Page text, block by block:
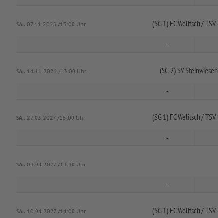
SA.. 07.11.2026 /13:00 Uhr (SG 1) FC Welitsch /
-
SA.. 14.11.2026 /13:00 Uhr (SG 2) SV
-
SA.. 27.03.2027 /15:00 Uhr (SG 1) FC Welitsch /
-
SA.. 03.04.2027 /13:30 Uhr
-
SA.. 10.04.2027 /14:00 Uhr (SG 1) FC Welitsch /